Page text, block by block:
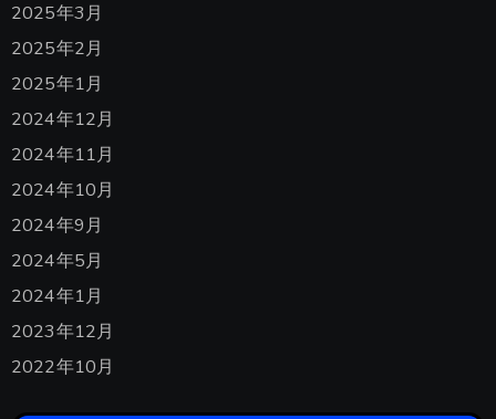
2025年3月
2025年2月
2025年1月
2024年12月
2024年11月
2024年10月
2024年9月
2024年5月
2024年1月
2023年12月
2022年10月